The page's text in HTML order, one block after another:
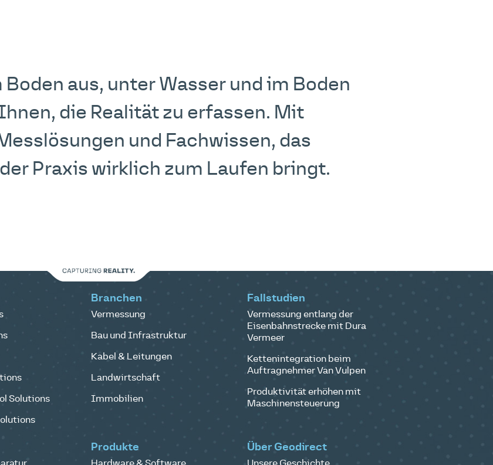
aus, unter Wasser und im Boden
die Realität zu erfassen. Mit
und Fachwissen, das
Praxis wirklich zum Laufen bringt.
Solutions
Branchen
Vermessung
Bau und Infrastruktur
Kabel & Leitungen
Landwirtschaft
Immobilien
Fallstudien
Vermessung entlang der
Eisenbahnstrecke mit Dura
Vermeer
Kettenintegration beim
Auftragnehmer Van Vulpen
Produktivität erhöhen mit
Maschinensteuerung
Produkte
Hardware & Software
Über Geodirect
Unsere Geschichte